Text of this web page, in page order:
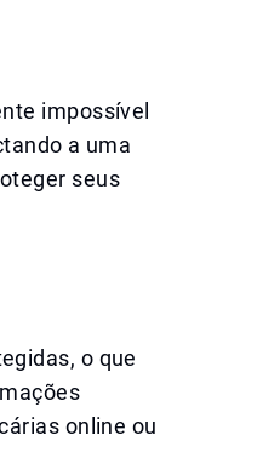
impossível
a uma
seus
o que
online ou